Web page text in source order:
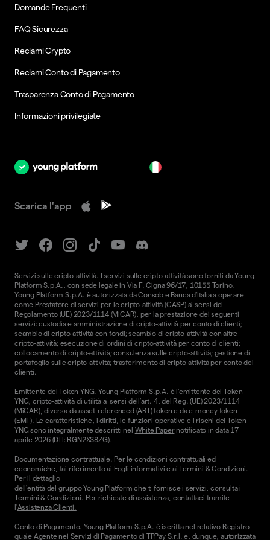
Domande Frequenti
FAQ Sicurezza
Reclami Crypto
Reclami Conto di Pagamento
Trasparenza Conto di Pagamento
Informazioni privilegiate
Scarica l'app
Servizi sulle cripto-attività. I servizi sulle cripto-attività sono forniti da Young
Platform S.p.A., con sede legale in Via F. Cigna 96/17, 10155 Torino.
Young Platform S.p.A. è autorizzata da Consob e Banca d'Italia a operare
come Prestatore di servizi per le cripto-attività (CASP) ai sensi del
Regolamento (UE) 2023/1114 (MiCAR), per la prestazione dei seguenti
servizi: custodia e amministrazione di cripto-attività per conto di clienti;
scambio di cripto-attività con fondi; scambio di cripto-attività con altre
cripto-attività; esecuzione di ordini di cripto-attività per conto di clienti;
collocamento di cripto-attività; consulenza sulle cripto-attività; gestione di
portafoglio sulle cripto-attività; trasferimento di cripto-attività per conto dei
clienti.
Emittente del Token YNG. Young Platform S.p.A. è l'emittente del Token
YNG, cripto-attività di utilità ai sensi dell'art. 4, del Reg. (UE) 2023/1114
(MiCAR), diversa da asset-referenced (ART) token e da e-money token
(EMT). Le caratteristiche, i diritti, le funzioni operative e i rischi del Token
YNG sono integralmente descritti nel White Papernotificato in data 17
aprile 2026 (DTI: RGN2XS8ZG).
Documentazione contrattuale. Per le condizioni contrattuali ed
economiche, fai riferimento ai Fogli informativi e aiTermini & Condizioni.
Per il dettaglio
dell'entità del gruppo Young Platform che ti fornisce i servizi, consulta i
Termini & Condizioni. Per richieste di assistenza, contattaci tramite
l'Assistenza Clienti.
Conto di Pagamento. Young Platform S.p.A. è iscritta nel relativo Registro
quale Agente nei Servizi di Pagamento di TPPay S.r.l. e, dunque, autorizzata